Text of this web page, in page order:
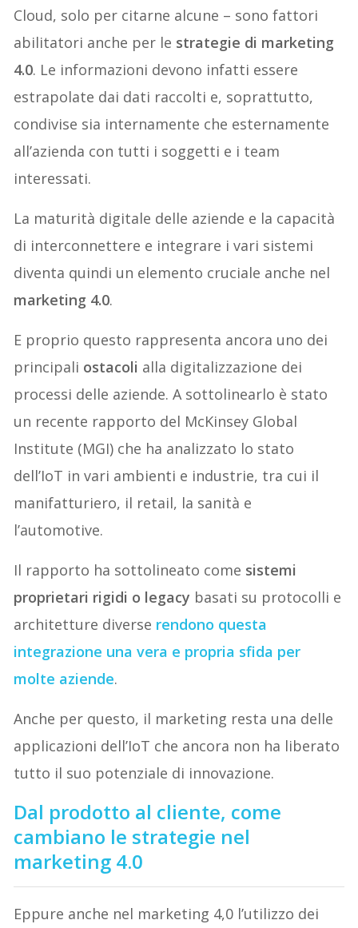
Cloud, solo per citarne alcune – sono fattori
abilitatori anche per le strategie di marketing
4.0. Le informazioni devono infatti essere
estrapolate dai dati raccolti e, soprattutto,
condivise sia internamente che esternamente
all’azienda con tutti i soggetti e i team
interessati.
La maturità digitale delle aziende e la capacità
di interconnettere e integrare i vari sistemi
diventa quindi un elemento cruciale anche nel
marketing 4.0.
E proprio questo rappresenta ancora uno dei
principali ostacoli alla digitalizzazione dei
processi delle aziende. A sottolinearlo è stato
un recente rapporto del McKinsey Global
Institute (MGI) che ha analizzato lo stato
dell’IoT in vari ambienti e industrie, tra cui il
manifatturiero, il retail, la sanità e
l’automotive.
Il rapporto ha sottolineato come sistemi
proprietari rigidi o legacy basati su protocolli e
architetture diverse rendono questa
integrazione una vera e propria sfida per
molte aziende.
Anche per questo, il marketing resta una delle
applicazioni dell’IoT che ancora non ha liberato
tutto il suo potenziale di innovazione.
Dal prodotto al cliente, come
cambiano le strategie nel
marketing 4.0
Eppure anche nel marketing 4,0 l’utilizzo dei